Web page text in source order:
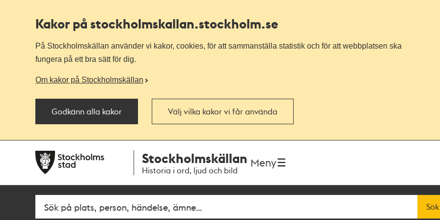
Kakor på stockholmskallan.stockholm.se
På Stockholmskällan använder vi kakor, cookies, för att sammanställa statistik och för att webbplatsen ska
fungera på ett bra sätt för dig.
Om kakor på Stockholmskällan
Godkänn alla kakor Välj vilka kakor vi får använda
navigationen
huvudinnehållet
Stockholmskällan
Historia i ord, ljud och bild
Meny
Fritextsök Sök